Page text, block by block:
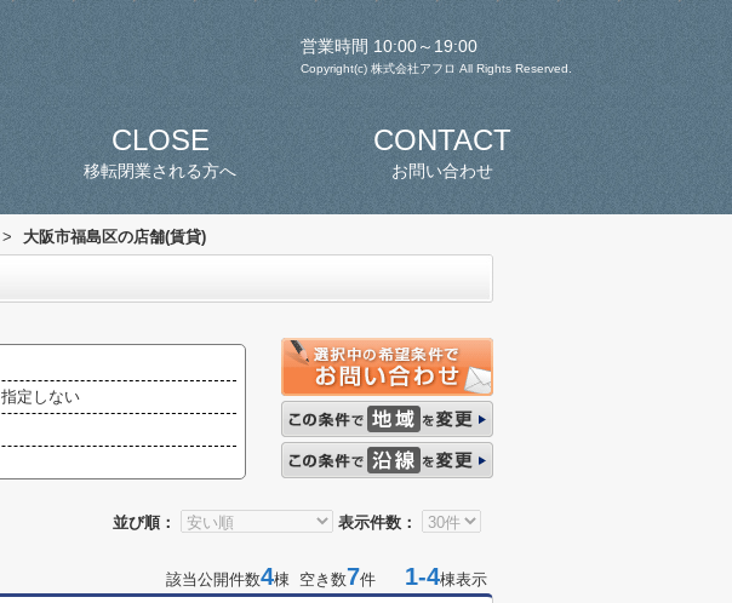
営業時間 10:00～19:00
Copyright(c) 株式会社アフロ All Rights Reserved.
CLOSE
移転閉業される方へ
CONTACT
お問い合わせ
> 大阪市福島区の店舗(賃貸)
指定しない
並び順： 表示件数：
該当公開件数4棟 空き数7件 1-4棟表示